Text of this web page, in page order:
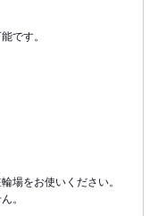
です。
場をお使いください。
。